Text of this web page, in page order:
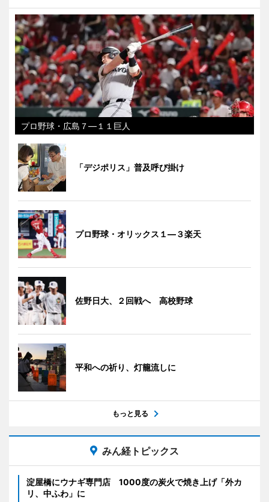
プロ野球・広島７―１１巨人
「デジポリス」普及呼び掛け
プロ野球・オリックス１―３楽天
佐野日大、２回戦へ 高校野球
平和への祈り、灯籠流しに
もっと見る
みん経トピックス
淀屋橋にウナギ専門店 1000度の炭火で焼き上げ「外カ
リ、中ふわ」に